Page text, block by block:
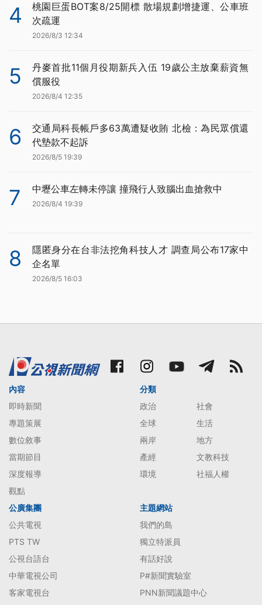
4
桃園巨蛋BOT案8/25開標 散場規劃增捷運、公車班
次疏運
2026/8/3 12:34
5
丹麥首批11個月役期新兵入伍 19歲公主放棄薪資無
償服役
2026/8/4 12:35
6
交通局科長帳戶多63萬遭疑收賄 北檢：為民眾償還
代墊款不起訴
2026/8/5 19:39
7 中壢公車左轉未停讓 撞飛行人致腦出血搶救中
2026/8/4 19:39
8
隱匿身分在台非法挖角科技人才 調查局公布17家中
企名單
2026/8/5 16:03
內容
即時新聞
專題策展
數位敘事
當期節目
深度報導
觀點
分類
政治
社會
全球
生活
兩岸
地方
產經
文教科技
環境
社福人權
公廣集團
公共電視
PTS TW
公視台語台
中華電視公司
客家電視台
主題網站
我們的島
獨立特派員
有話好說
P#新聞實驗室
PNN新聞議題中心